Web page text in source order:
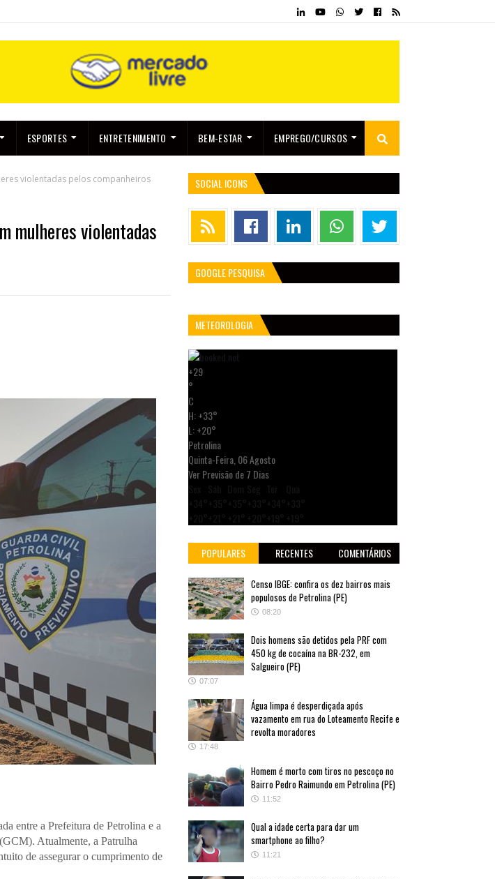
ESPORTES ENTRETENIMENTO BEM-ESTAR EMPREGO/CURSOS
violentadas pelos companheiros
mulheres violentadas
entre a Prefeitura de Petrolina e a
Atualmente, a Patrulha
de assegurar o cumprimento de
SOCIAL ICONS
GOOGLE PESQUISA
METEOROLOGIA
+29
°
C
H:+33°
L:+20°
Petrolina
Quinta-Feira, 06 Agosto
Ver Previsão de 7 Dias
POPULARES RECENTES COMENTÁRIOS
Censo IBGE: confira os dez bairros mais
populosos de Petrolina (PE)
08:20
Dois homens são detidos pela PRF com
450 kg de cocaína na BR-232, em
Salgueiro (PE)
07:07
Água limpa é desperdiçada após
vazamento em rua do Loteamento Recife e
revolta moradores
17:48
Homem é morto com tiros no pescoço no
Bairro Pedro Raimundo em Petrolina (PE)
11:52
Qual a idade certa para dar um
smartphone ao filho?
11:21